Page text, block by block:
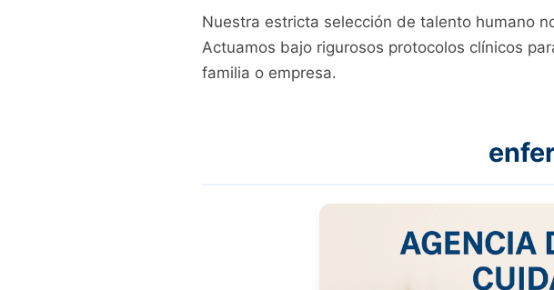
Nuestra estricta selección de talento humano
Actuamos bajo rigurosos protocolos clínicos
familia o empresa.
enfermeras